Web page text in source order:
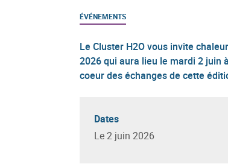
ÉVÉNEMENTS
Le Cluster H2O vous invite
2026 qui aura lieu le mardi 2 juin
coeur des échanges de cette
Dates
Le 2 juin 2026